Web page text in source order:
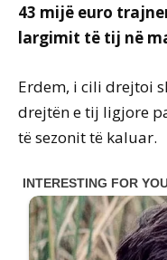
43 mijë euro
largimit të tij në
Erdem, i cili drejtoi
drejtën e tij ligjore
të sezonit të kaluar.